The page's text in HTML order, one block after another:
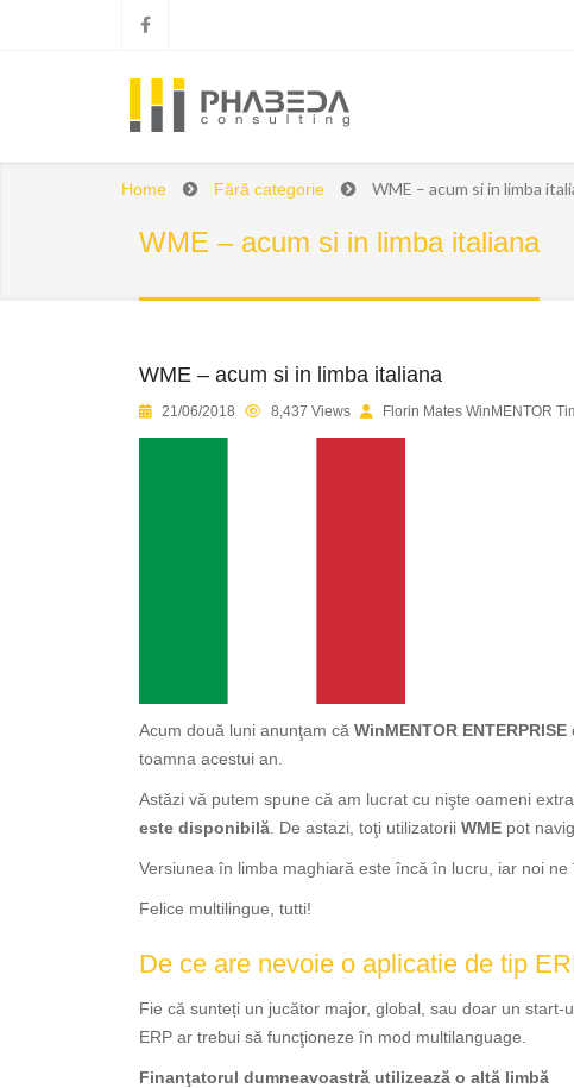
WME – acum si in limba italiana
Home Fără categorie WME – acum si in limba
WME – acum si in limba italiana
1 2 4 5
21/06/2018 8,437 Views Florin Mates WinMENTOR
Acum două luni anunţam că WinMENTOR ENTERPRISE
toamna acestui an.
Astăzi vă putem spune că am lucrat cu nişte oameni
este disponibilă . De astazi, toţi utilizatorii WME pot
Versiunea în limba maghiară este încă în lucru, iar noi
Felice multilingue, tutti!
De ce are nevoie o aplicatie de tip
Fie că sunteți un jucător major, global, sau doar un
ERP ar trebui să funcţioneze în mod multilanguage.
Finanţatorul dumneavoastră utilizează o altă limbă